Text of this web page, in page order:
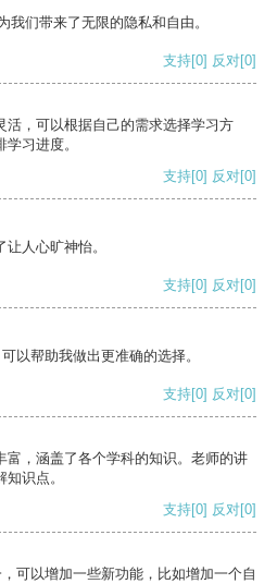
们带来了无限的隐私和自由。
支持[0] 反对[0]
活，可以根据自己的需求选择学习方
习进度。
支持[0] 反对[0]
人心旷神怡。
支持[0] 反对[0]
以帮助我做出更准确的选择。
支持[0] 反对[0]
富，涵盖了各个学科的知识。老师的讲
识点。
支持[0] 反对[0]
可以增加一些新功能，比如增加一个自